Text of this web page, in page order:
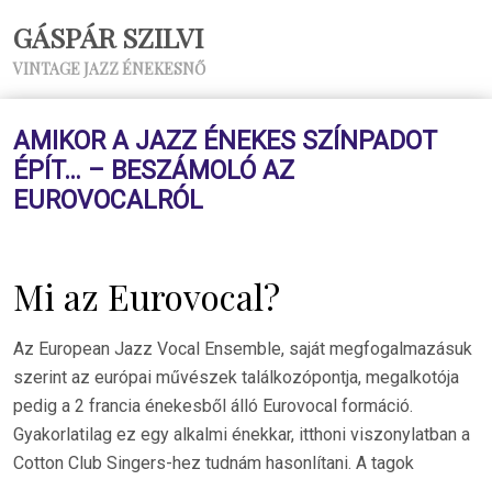
GÁSPÁR SZILVI
VINTAGE JAZZ ÉNEKESNŐ
AMIKOR A JAZZ ÉNEKES SZÍNPADOT
ÉPÍT… – BESZÁMOLÓ AZ
EUROVOCALRÓL
Mi az Eurovocal?
Az European Jazz Vocal Ensemble, saját megfogalmazásuk
szerint az európai művészek találkozópontja, megalkotója
pedig a 2 francia énekesből álló Eurovocal formáció.
Gyakorlatilag ez egy alkalmi énekkar, itthoni viszonylatban a
Cotton Club Singers-hez tudnám hasonlítani. A tagok